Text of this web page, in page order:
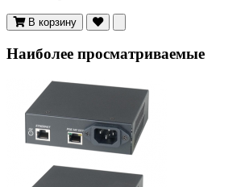
В корзину
Наиболее просматриваемые